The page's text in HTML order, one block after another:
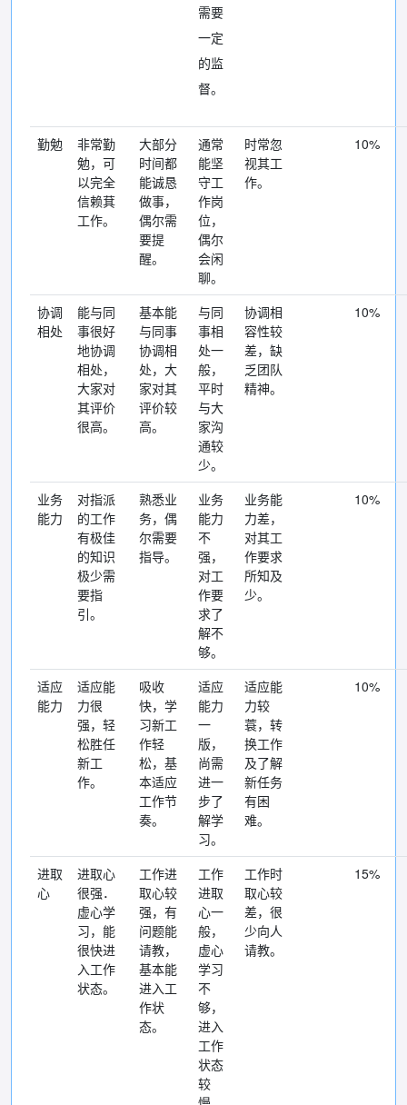
需要
一定
的监
督。
勤勉
非常勤
勉，可
以完全
信赖萁
工作。
大部分
时间都
能诚恳
做事，
偶尔需
要提
醒。
通常
能坚
守工
作岗
位，
偶尔
会闲
聊。
时常忽
视其工
作。
10%
协调
相处
能与同
事很好
地协调
相处，
大家对
其评价
很高。
基本能
与同事
协调相
处，大
家对其
评价较
高。
与同
事相
处一
般，
平时
与大
家沟
通较
少。
协调相
容性较
差，缺
乏团队
精神。
10%
业务
能力
对指派
的工作
有极佳
的知识
极少需
要指
引。
熟悉业
务，偶
尔需要
指导。
业务
能力
不
强，
对工
作要
求了
解不
够。
业务能
力差，
对其工
作要求
所知及
少。
10%
适应
能力
适应能
力很
强，轻
松胜任
新工
作。
吸收
快，学
习新工
作轻
松，基
本适应
工作节
奏。
适应
能力
一
版，
尚需
进一
步了
解学
习。
适应能
力较
蓑，转
换工作
及了解
新任务
有困
难。
10%
进取
心
进取心
很强．
虚心学
习，能
很快进
入工作
状态。
工作进
取心较
强，有
问题能
请教，
基本能
进入工
作状
态。
工作
进取
心一
般，
虚心
学习
不
够，
进入
工作
状态
较
工作时
取心较
差，很
少向人
请教。
15%